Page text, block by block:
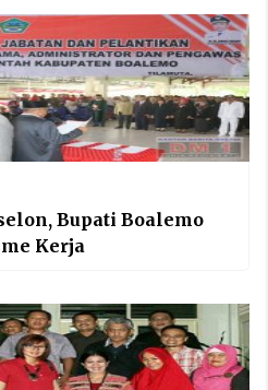
Bupati Boalemo
Kerja